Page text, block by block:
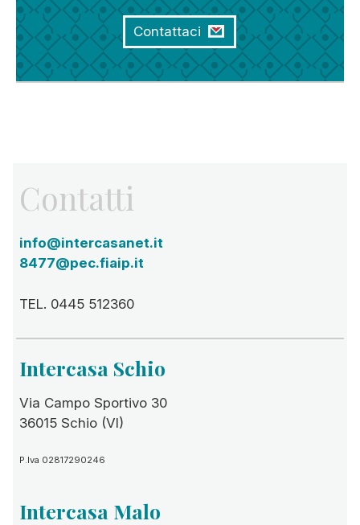
Contattaci
Contatti
info@intercasanet.it
8477@pec.fiaip.it
TEL. 0445 512360
Intercasa Schio
Via Campo Sportivo 30
36015 Schio (VI)
P.Iva 02817290246
Intercasa Malo